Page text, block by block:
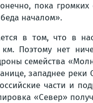
пока
началом».
в том, что в
Поэтому нет
семейства
западнее
части и
«Север»